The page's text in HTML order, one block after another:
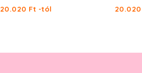
20.020 Ft -tól